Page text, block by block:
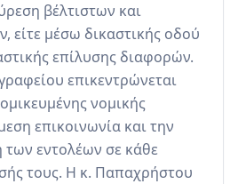
βέλτιστων και
είτε μέσω δικαστικής οδού
επίλυσης διαφορών.
επικεντρώνεται
νομικής
επικοινωνία και την
εντολέων σε κάθε
τους. Η κ. Παπαχρήστου